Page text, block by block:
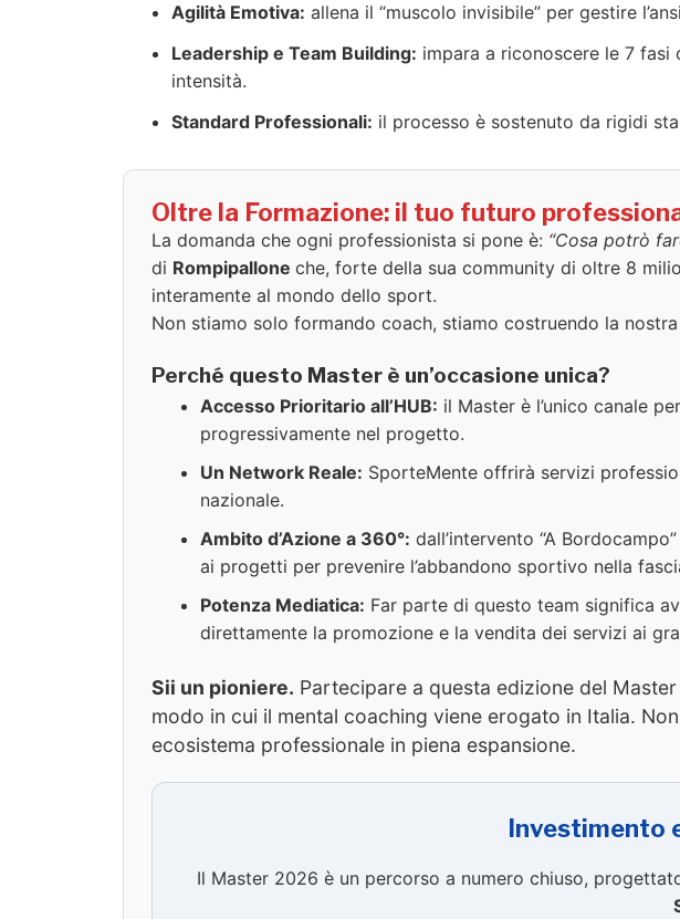
Agilità Emotiva: allena il “muscolo invisibile” per gestire
Leadership e Team Building: impara a riconoscere le 7
intensità.
Standard Professionali: il processo è sostenuto da rigidi
Oltre la Formazione: il tuo futuro
La domanda che ogni professionista si pone è: “Cosa potrò
di Rompipallone che, forte della sua community di oltre 8
interamente al mondo dello sport.
Non stiamo solo formando coach, stiamo costruendo la nostra
Perché questo Master è un’occasione unica?
Accesso Prioritario all’HUB: il Master è l’unico canale
progressivamente nel progetto.
Un Network Reale: SporteMente offrirà servizi
nazionale.
Ambito d’Azione a 360°: dall’intervento “A
ai progetti per prevenire l’abbandono sportivo nella
Potenza Mediatica: Far parte di questo team significa
direttamente la promozione e la vendita dei servizi ai
Sii un pioniere. Partecipare a questa edizione del
modo in cui il mental coaching viene erogato in Italia.
ecosistema professionale in piena espansione.
Investimento
Il Master 2026 è un percorso a numero chiuso,